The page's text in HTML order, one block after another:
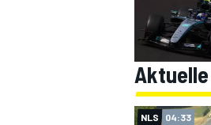
NLS 04:33